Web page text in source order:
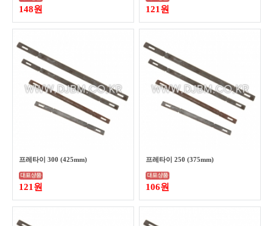
148원 121원
프레타이 300 (425mm)
121원
프레타이 250 (375mm)
106원